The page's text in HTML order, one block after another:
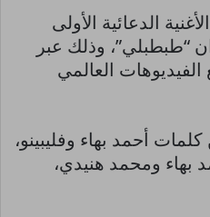
الدعائية الأولى
“طبطبلي”، وذلك عبر
العالمي
أحمد بهاء وفليبينو،
بهاء ومحمد هنيدي،